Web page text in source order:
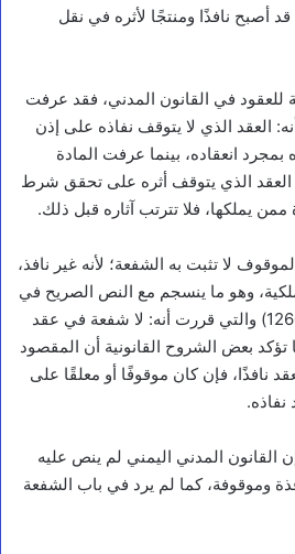
أصبح نافذًا ومنتجًا لأثره في نقل
للعقود في القانون المدني، فقد عرفت
بأنه: العقد الذي لا يتوقف نفاذه على إذن
بمجرد انعقاده، بينما عرفت المادة
العقد الذي يتوقف أثره على تحقق شرط
يملكها، فلا تترتب آثاره قبل ذلك.
لا تثبت به الشفعة؛ لأنه غير نافذ،
وهو ما ينسجم مع النص الصريح في
الفقرة الثالثة من المادة (1260) والتي قررت أنه: لا شفعة في عقد
تؤكد بعض الشروح القانونية أن المقصود
نافذًا، فإن كان موقوفًا أو معلقًا على
نفاذه.
القانون المدني اليمني لم ينص عليه
وموقوفة، كما لم يرد في باب الشفعة